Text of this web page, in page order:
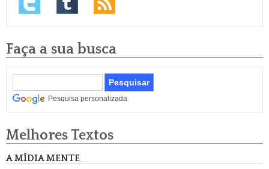
Faça a sua busca
Pesquisa personalizada
Melhores Textos
A MÍDIA MENTE